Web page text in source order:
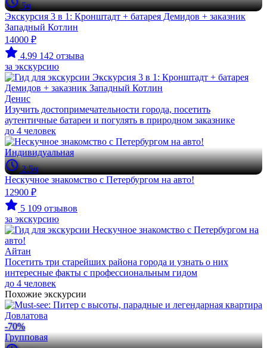
5ч
Экскурсия 3 в 1: Кронштадт + батарея Демидов + заказник
Западный Котлин
14000 ₽
4.99 142 отзыва
за экскурсию
Денис
Изучить достопримечательности города, посетить
аутентичные батареи и погулять в природном заказнике
до 4 человек
Индивидуальная
2.5ч
Нескучное знакомство с Петербургом на авто!
12900 ₽
5 109 отзывов
за экскурсию
Айтан
Посетить три старейших района города и узнать о них
интересные факты с профессиональным гидом
до 4 человек
Похожие экскурсии
-70%
Групповая